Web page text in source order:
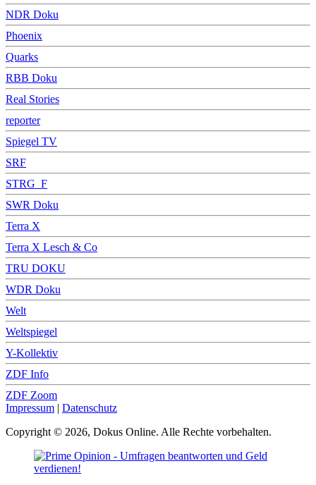
NDR Doku
Phoenix
Quarks
RBB Doku
Real Stories
reporter
Spiegel TV
SRF
STRG_F
SWR Doku
Terra X
Terra X Lesch & Co
TRU DOKU
WDR Doku
Welt
Weltspiegel
Y-Kollektiv
ZDF Info
ZDF Zoom
Impressum | Datenschutz
Copyright © 2026, Dokus Online. Alle Rechte vorbehalten.